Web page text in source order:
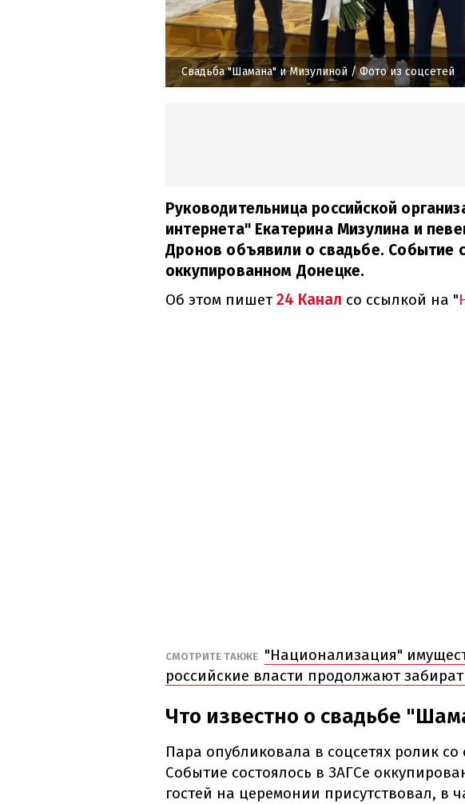
Свадьба "Шамана" и Мизулиной / Фото из соцсетей
Руководительница российской
интернета" Екатерина Мизулина и
Дронов объявили о свадьбе. Событие
оккупированном Донецке.
Об этом пишет24 Канал со ссылкой на "
СМОТРИТЕ ТАКЖЕ "Национализация"
российские власти продолжают
Что известно о свадьбе
Пара опубликовала в соцсетях ролик
Событие состоялось в ЗАГСе
гостей на церемонии присутствовал, в